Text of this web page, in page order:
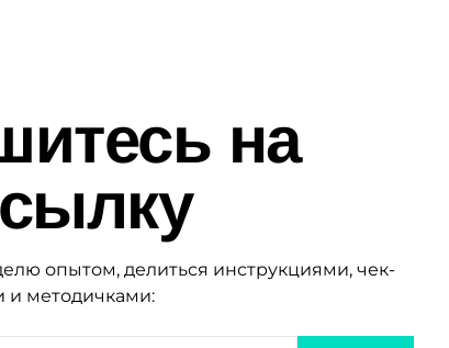
на
опытом, делиться инструкциями, чек-
и методичками: